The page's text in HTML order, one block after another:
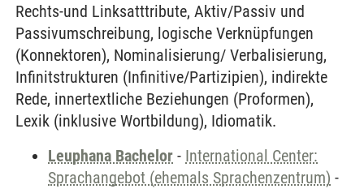
Rechts-und Linksatttribute, Aktiv/Passiv und
Passivumschreibung, logische Verknüpfungen
(Konnektoren), Nominalisierung/ Verbalisierung,
Infinitstrukturen (Infinitive/Partizipien), indirekte
Rede, innertextliche Beziehungen (Proformen),
Lexik (inklusive Wortbildung), Idiomatik.
Leuphana Bachelor - International Center:
Sprachangebot (ehemals Sprachenzentrum) -